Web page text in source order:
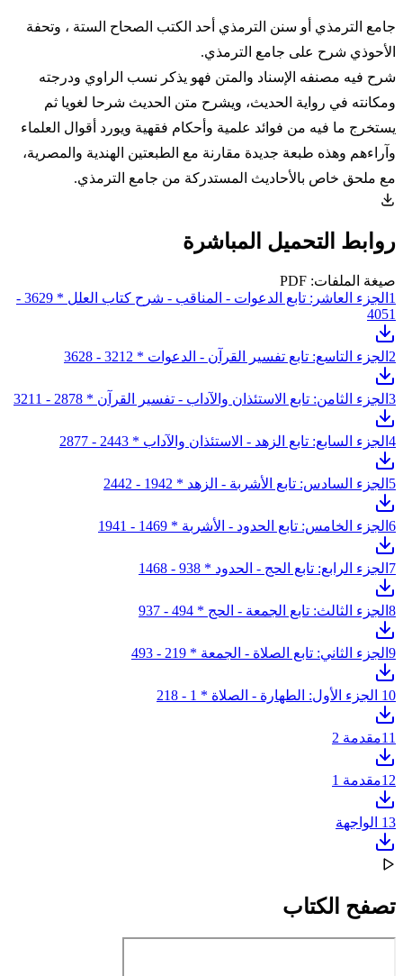
جامع الترمذي أو سنن الترمذي أحد الكتب الصحاح الستة ، وتحفة
الأحوذي شرح على جامع الترمذي.
شرح فيه مصنفه الإسناد والمتن فهو يذكر نسب الراوي ودرجته
ومكانته في رواية الحديث، ويشرح متن الحديث شرحا لغويا ثم
يستخرج ما فيه من فوائد علمية وأحكام فقهية ويورد أقوال العلماء
وآراءهم وهذه طبعة جديدة مقارنة مع الطبعتين الهندية والمصرية،
مع ملحق خاص بالأحاديث المستدركة من جامع الترمذي.
روابط التحميل المباشرة
صيغة الملفات: PDF
1
الجزء العاشر: تابع الدعوات - المناقب - شرح كتاب العلل * 3629 -
4051
2 الجزء التاسع: تابع تفسير القرآن - الدعوات * 3212 - 3628
3 الجزء الثامن: تابع الاستئذان والآداب - تفسير القرآن * 2878 - 3211
4 الجزء السابع: تابع الزهد - الاستئذان والآداب * 2443 - 2877
5 الجزء السادس: تابع الأشربة - الزهد * 1942 - 2442
6 الجزء الخامس: تابع الحدود - الأشربة * 1469 - 1941
7 الجزء الرابع: تابع الحج - الحدود * 938 - 1468
8 الجزء الثالث: تابع الجمعة - الحج * 494 - 937
9 الجزء الثاني: تابع الصلاة - الجمعة * 219 - 493
10 الجزء الأول: الطهارة - الصلاة * 1 - 218
11مقدمة 2
12مقدمة 1
13 الواجهة
تصفح الكتاب